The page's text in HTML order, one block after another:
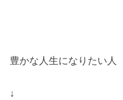
豊かな人生になりたい人
‬‪↓‬‪